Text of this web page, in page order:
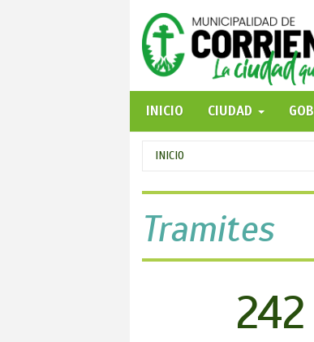
INICIO
CIUDAD
Se
encuentra
usted
aquí
INICIO
Tramites
242